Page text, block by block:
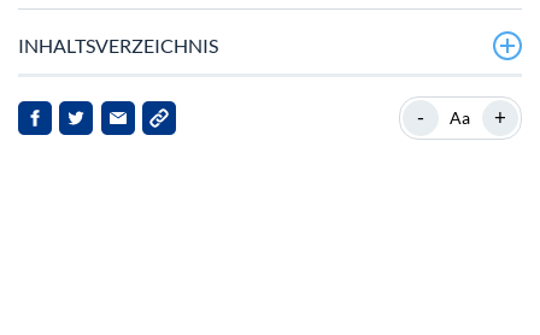
INHALTSVERZEICHNIS
XRP durchbricht Schlüsselresistenzniveau
- Aa +